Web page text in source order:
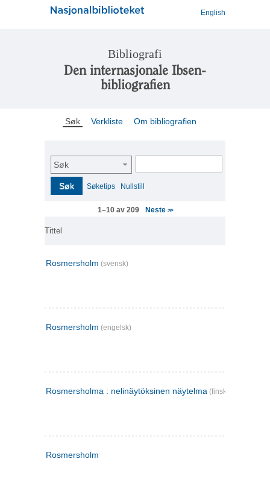
English
Bibliografi
Den internasjonale Ibsen-
bibliografien
Søk Verkliste Om bibliografien
Søk
Søk Søketips Nullstill
1–10 av 209 Neste >>
Tittel
Rosmersholm (svensk)
Rosmersholm (engelsk)
Rosmersholma : nelinäytöksinen näytelma (finsk)
Rosmersholm